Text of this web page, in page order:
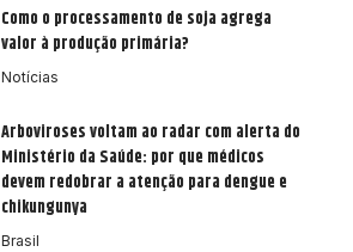
Como o processamento de soja agrega
valor à produção primária?
Notícias
Arboviroses voltam ao radar com alerta do
Ministério da Saúde: por que médicos
devem redobrar a atenção para dengue e
chikungunya
Brasil